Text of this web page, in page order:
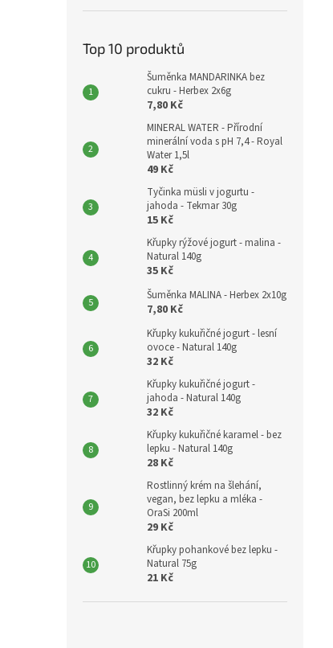
Top 10 produktů
Šuměnka MANDARINKA bez
cukru - Herbex 2x6g
7,80 Kč
MINERAL WATER - Přírodní
minerální voda s pH 7,4 - Royal
Water 1,5l
49 Kč
Tyčinka müsli v jogurtu -
jahoda - Tekmar 30g
15 Kč
Křupky rýžové jogurt - malina -
Natural 140g
35 Kč
Šuměnka MALINA - Herbex 2x10g
7,80 Kč
Křupky kukuřičné jogurt - lesní
ovoce - Natural 140g
32 Kč
Křupky kukuřičné jogurt -
jahoda - Natural 140g
32 Kč
Křupky kukuřičné karamel - bez
lepku - Natural 140g
28 Kč
Rostlinný krém na šlehání,
vegan, bez lepku a mléka -
OraSi 200ml
29 Kč
Křupky pohankové bez lepku -
Natural 75g
21 Kč